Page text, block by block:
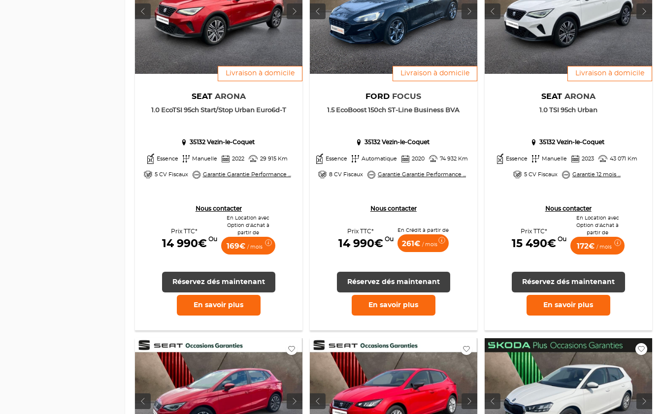
Livraison à domicile
SEAT ARONA
1.0 EcoTSI 95ch Start/Stop Urban Euro6d-T
35132 Vezin-le-Coquet
Essence Manuelle 2022 29 915 Km
5 CV Fiscaux Garantie Garantie Performance ...
Nous contacter
Prix TTC*
14 990€ Ou
En Location avec
Option d'Achat à
partir de
169€/ mois
Réservez dés maintenant
En savoir plus
Livraison à domicile
FORD FOCUS
1.5 EcoBoost 150ch ST-Line Business BVA
35132 Vezin-le-Coquet
Essence Automatique 2020 74 932 Km
8 CV Fiscaux Garantie Garantie Performance ...
Nous contacter
Prix TTC*
14 990€ Ou
En Crédit à partir de
261€ / mois
Réservez dés maintenant
En savoir plus
Livraison à domicile
SEAT ARONA
1.0 TSI 95ch Urban
35132 Vezin-le-Coquet
Essence Manuelle 2023 43 071 Km
5 CV Fiscaux Garantie 12 mois ...
Nous contacter
Prix TTC*
15 490€ Ou
En Location avec
Option d'Achat à
partir de
172€ / mois
Réservez dés maintenant
En savoir plus